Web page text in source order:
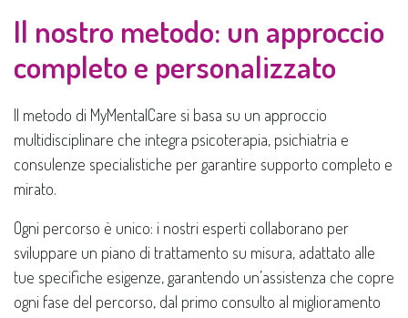
Il nostro metodo: un approccio
completo e personalizzato
Il metodo di MyMentalCare si basa su un approccio
multidisciplinare che integra psicoterapia, psichiatria e
consulenze specialistiche per garantire supporto completo e
mirato.
Ogni percorso è unico: i nostri esperti collaborano per
sviluppare un piano di trattamento su misura, adattato alle
tue specifiche esigenze, garantendo un’assistenza che copre
ogni fase del percorso, dal primo consulto al miglioramento